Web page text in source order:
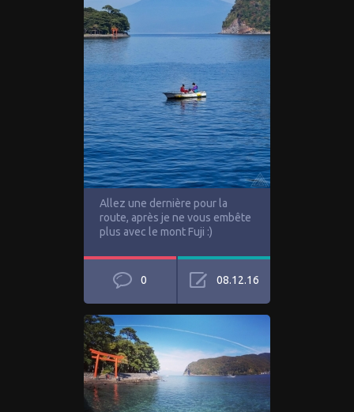
Allez une dernière pour la
route, après je ne vous embête
plus avec le mont Fuji :)
0 08.12.16